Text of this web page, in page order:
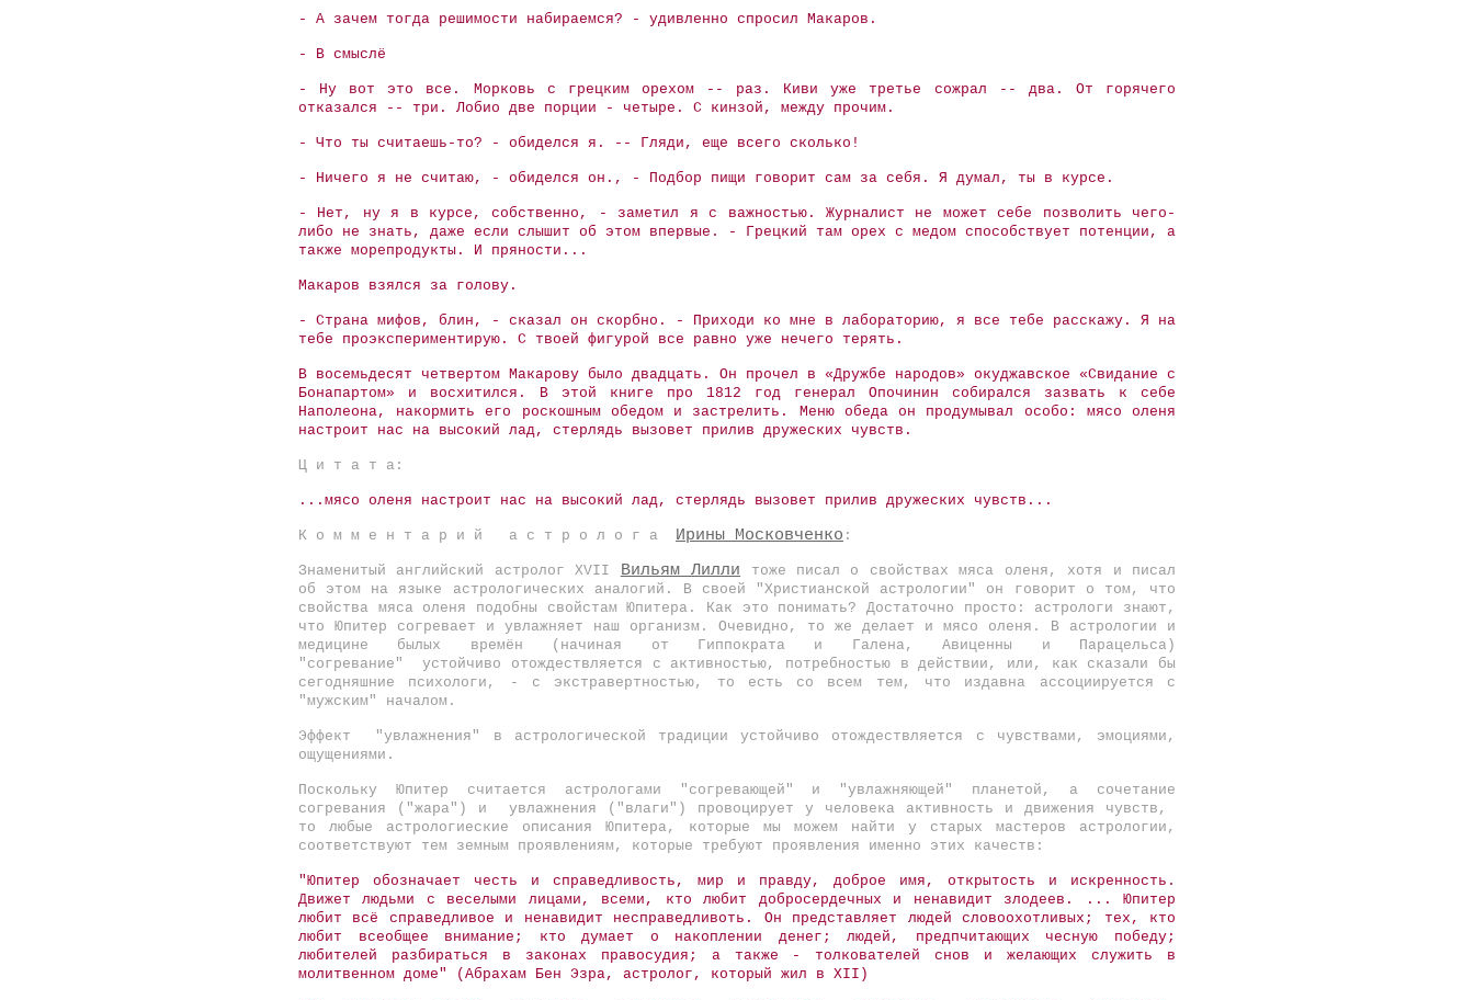
- А зачем тогда решимости набираемся? - удивленно спросил Макаров.
- В смыслё
- Ну вот это все. Морковь с грецким орехом -- раз. Киви уже третье сожрал -- два. От горячего
отказался -- три. Лобио две порции - четыре. С кинзой, между прочим.
- Что ты считаешь-то? - обиделся я. -- Гляди, еще всего сколько!
- Ничего я не считаю, - обиделся он., - Подбор пищи говорит сам за себя. Я думал, ты в курсе.
- Нет, ну я в курсе, собственно, - заметил я с важностью. Журналист не может себе позволить чего-
либо не знать, даже если слышит об этом впервые. - Грецкий там орех с медом способствует потенции, а
также морепродукты. И пряности...
Макаров взялся за голову.
- Страна мифов, блин, - сказал он скорбно. - Приходи ко мне в лабораторию, я все тебе расскажу. Я на
тебе проэкспериментирую. С твоей фигурой все равно уже нечего терять.
В восемьдесят четвертом Макарову было двадцать. Он прочел в «Дружбе народов» окуджавское «Свидание с
Бонапартом» и восхитился. В этой книге про 1812 год генерал Опочинин собирался зазвать к себе
Наполеона, накормить его роскошным обедом и застрелить. Меню обеда он продумывал особо: мясо оленя
настроит нас на высокий лад, стерлядь вызовет прилив дружеских чувств.
Ц и т а т а:
...мясо оленя настроит нас на высокий лад, стерлядь вызовет прилив дружеских чувств...
К о м м е н т а р и й а с т р о л о г а Ирины Московченко :
Знаменитый английский астролог ХVII Вильям Лилли тоже писал о свойствах мяса оленя, хотя и писал
об этом на языке астрологических аналогий. В своей "Христианской астрологии" он говорит о том, что
свойства мяса оленя подобны свойстам Юпитера. Как это понимать? Достаточно просто: астрологи знают,
что Юпитер согревает и увлажняет наш организм. Очевидно, то же делает и мясо оленя. В астрологии и
медицине былых времён (начиная от Гиппократа и Галена, Авиценны и Парацельса)
"согревание" устойчиво отождествляется с активностью, потребностью в действии, или, как сказали бы
сегодняшние психологи, - с экстравертностью, то есть со всем тем, что издавна ассоциируется с
"мужским" началом.
Эффект "увлажнения" в астрологической традиции устойчиво отождествляется с чувствами, эмоциями,
ощущениями.
Поскольку Юпитер считается астрологами "согревающей" и "увлажняющей" планетой, а сочетание
согревания ("жара") и увлажнения ("влаги") провоцирует у человека активность и движения чувств,
то любые астрологиеские описания Юпитера, которые мы можем найти у старых мастеров астрологии,
соответствуют тем земным проявлениям, которые требуют проявления именно этих качеств:
"Юпитер обозначает честь и справедливость, мир и правду, доброе имя, открытость и искренность.
Движет людьми с веселыми лицами, всеми, кто любит добросердечных и ненавидит злодеев. ... Юпитер
любит всё справедливое и ненавидит несправедливоть. Он представляет людей словоохотливых; тех, кто
любит всеобщее внимание; кто думает о накоплении денег; людей, предпчитающих чесную победу;
любителей разбираться в законах правосудия; а также - толкователей снов и желающих служить в
молитвенном доме" (Абрахам Бен Эзра, астролог, который жил в XII)